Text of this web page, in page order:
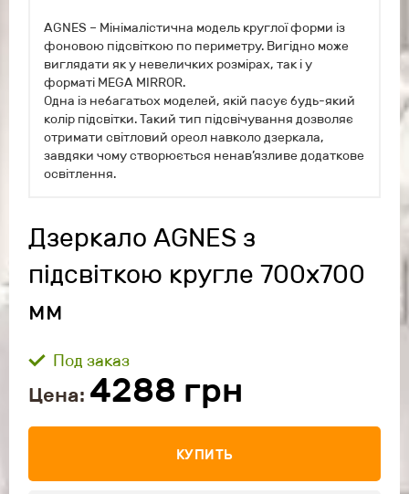
AGNES – Мінімалістична модель круглої форми із
фоновою підсвіткою по периметру. Вигідно може
виглядати як у невеличких розмірах, так і у
форматі MEGA MIRROR.
Одна із небагатьох моделей, якій пасує будь-який
колір підсвітки. Такий тип підсвічування дозволяє
отримати світловий ореол навколо дзеркала,
завдяки чому створюється ненав’язливе додаткове
освітлення.
Дзеркало AGNES з
підсвіткою кругле 700x700
мм
Под заказ
Цена: 4288 грн
КУПИТЬ